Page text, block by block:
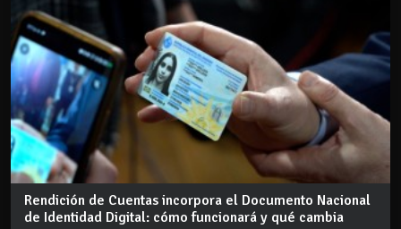
Rendición de Cuentas incorpora el Documento Nacional
de Identidad Digital: cómo funcionará y qué cambia